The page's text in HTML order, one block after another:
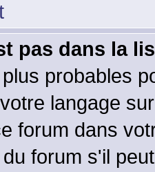
pas dans la
probables
langage
forum dans
forum s'il